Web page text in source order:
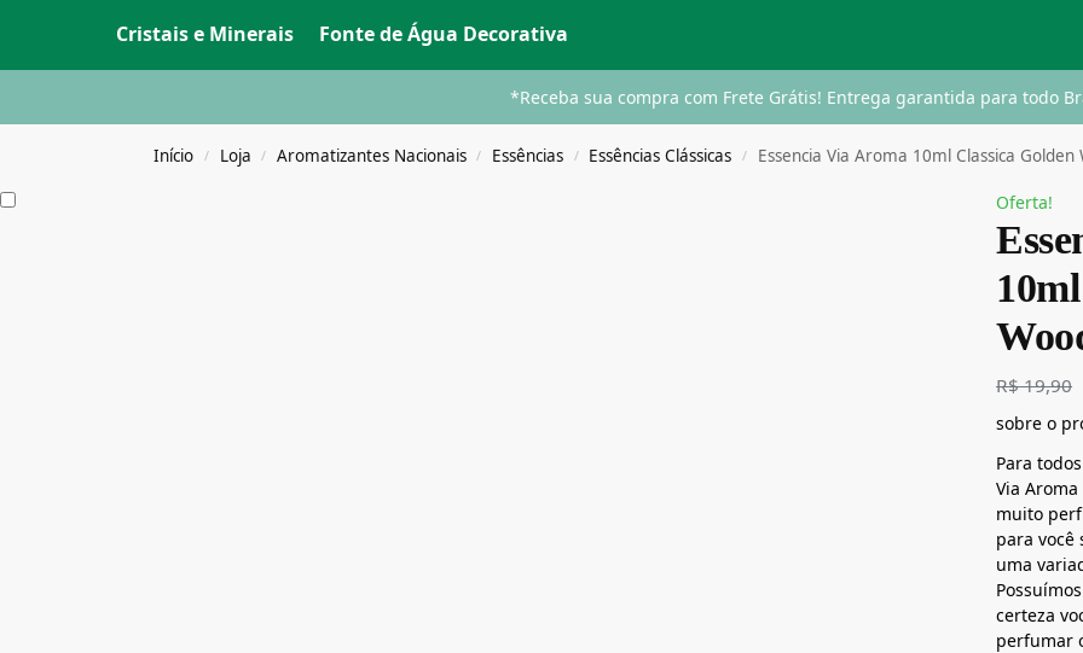
Cristais e Minerais Fonte de Água Decorativa
*Receba sua compra com Frete Grátis! Entrega garantida para todo
Início / Loja / Aromatizantes Nacionais / Essências / Essências Clássicas / Essencia Via Aroma 10ml Classica Golden
Oferta!
R$19,90
sobre o
Para
Via
muito
para você
uma
certeza
perfumar